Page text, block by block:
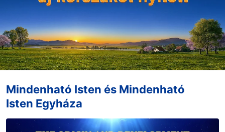
Mindenható Isten és Mindenható
Isten Egyháza